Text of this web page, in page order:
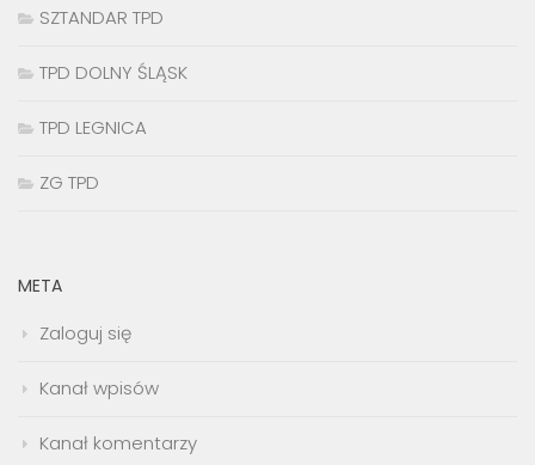
SZTANDAR TPD
TPD DOLNY ŚLĄSK
TPD LEGNICA
ZG TPD
META
Zaloguj się
Kanał wpisów
Kanał komentarzy